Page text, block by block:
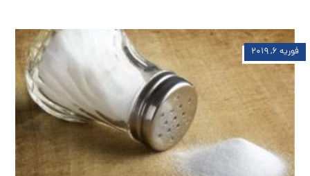
فوریه ۶, ۲۰۱۹